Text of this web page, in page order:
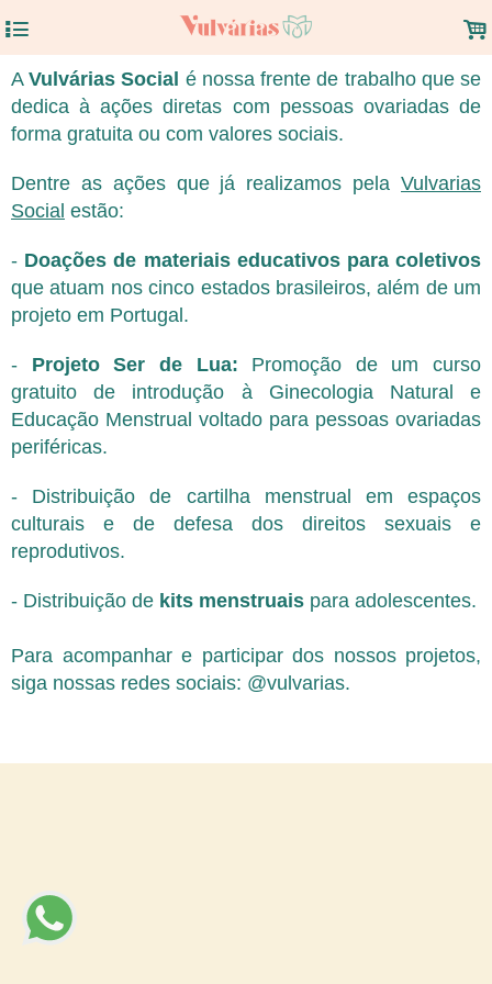
4 .
AVulvárias Social é nossa frente de trabalho que se
dedica à ações diretas com pessoas ovariadas de
forma gratuita ou com valores sociais.
Dentre as ações que já realizamos pela Vulvarias
Social estão:
- Doações de materiais educativos para coletivos
que atuam nos cinco estados brasileiros, além de um
projeto em Portugal.
- Projeto Ser de Lua: Promoção de um curso
gratuito de introdução à Ginecologia Natural e
Educação Menstrual voltado para pessoas ovariadas
periféricas.
- Distribuição de cartilha menstrual em espaços
culturais e de defesa dos direitos sexuais e
reprodutivos.
- Distribuição de kits menstruais para adolescentes.
Para acompanhar e participar dos nossos projetos,
siga nossas redes sociais: @vulvarias.